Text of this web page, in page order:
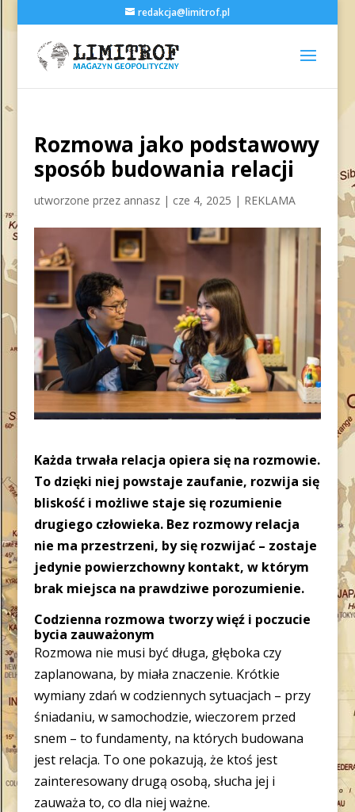
redakcja@limitrof.pl
Rozmowa jako podstawowy
sposób budowania relacji
utworzone przez annasz| cze 4, 2025 | REKLAMA
Każda trwała relacja opiera się na rozmowie.
To dzięki niej powstaje zaufanie, rozwija się
bliskość i możliwe staje się rozumienie
drugiego człowieka. Bez rozmowy relacja
nie ma przestrzeni, by się rozwijać – zostaje
jedynie powierzchowny kontakt, w którym
brak miejsca na prawdziwe porozumienie.
Codzienna rozmowa tworzy więź i poczucie
bycia zauważonym
Rozmowa nie musi być długa, głęboka czy
zaplanowana, by miała znaczenie. Krótkie
wymiany zdań w codziennych sytuacjach – przy
śniadaniu, w samochodzie, wieczorem przed
snem – to fundamenty, na których budowana
jest relacja. To one pokazują, że ktoś jest
zainteresowany drugą osobą, słucha jej i
zauważa to, co dla niej ważne.